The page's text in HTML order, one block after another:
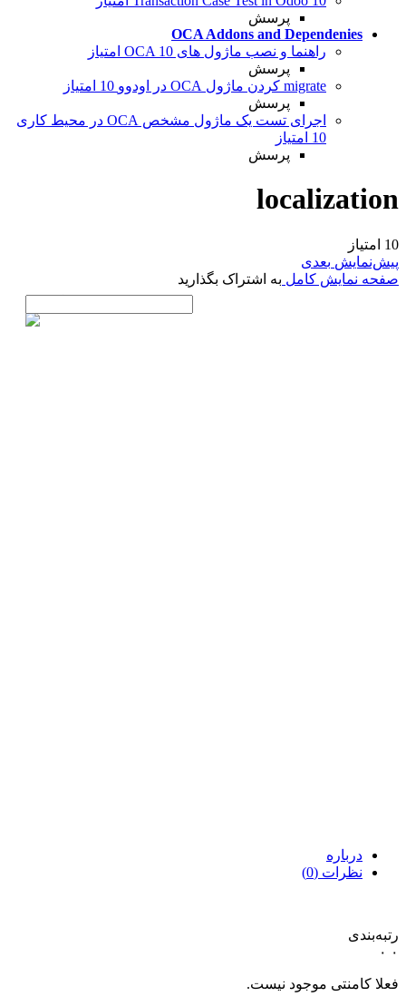
پرسش
OCA Addons and Dependenies
راهنما و نصب ماژول های OCA 10 امتیاز
پرسش
migrate کردن ماژول OCA در اودوو
10 امتیاز
پرسش
اجرای تست یک ماژول مشخص OCA در محیط کاری
10 امتیاز
پرسش
localization
10 امتیاز
پیش‌نمایش بعدی
صفحه نمایش کامل به اشتراک‌ بگذارید
درباره
نظرات (0
)
رتبه‌بندی
۰ ۰
فعلا کامنتی موجود نیست.